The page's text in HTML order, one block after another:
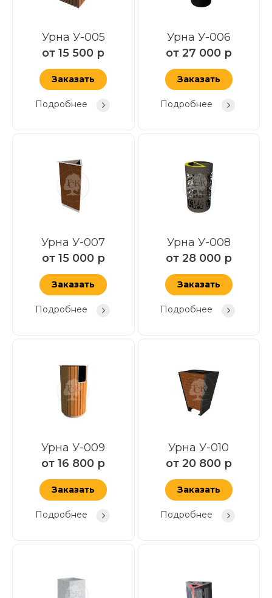
Урна У-005
от15 500 р
Заказать
Подробнее
Урна У-006
от 27 000 р
Заказать
Подробнее
Урна У-007
от 15 000 р
Заказать
Подробнее
Урна У-008
от 28 000 р
Заказать
Подробнее
Урна У-009
от16 800 р
Заказать
Подробнее
Урна У-010
от 20 800 р
Заказать
Подробнее